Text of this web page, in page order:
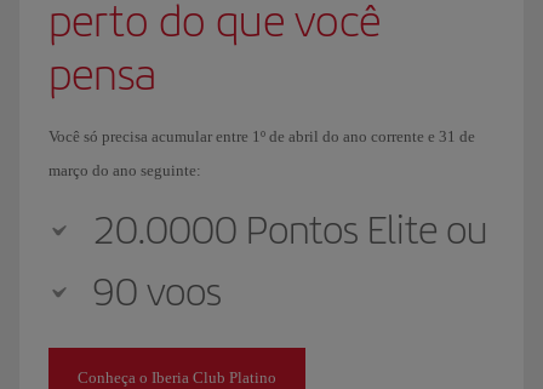
perto do que você
pensa
Você só precisa acumular entre 1º de abril do ano corrente e 31 de
março do ano seguinte:
20.0000 Pontos Elite ou
90 voos
Conheça o Iberia Club Platino